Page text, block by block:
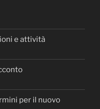
e attività
per il nuovo